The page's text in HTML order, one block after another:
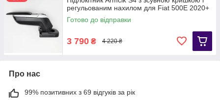
регульованим нахилом для Fiat 500E 2020+
Готово до відправки
3 790 ₴ 4 220 ₴
Про нас
99% позитивних з 69 відгуків за рік